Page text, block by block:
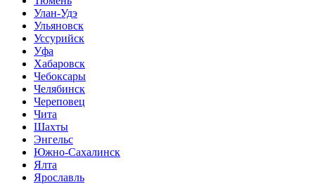
Улан-Удэ
Ульяновск
Уссурийск
Уфа
Хабаровск
Чебоксары
Челябинск
Череповец
Чита
Шахты
Энгельс
Южно-Сахалинск
Ялта
Ярославль